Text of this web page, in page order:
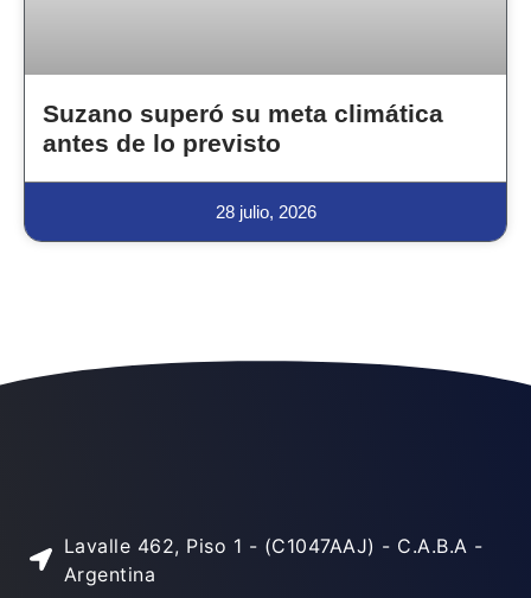
Suzano superó su meta climática
antes de lo previsto
28 julio, 2026
Lavalle 462, Piso 1 - (C1047AAJ) - C.A.B.A -
Argentina